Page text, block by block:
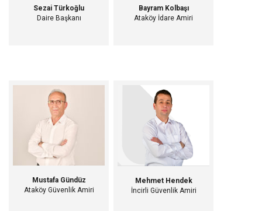
Sezai Türkoğlu
Daire Başkanı
Bayram Kolbaşı
Ataköy İdare Amiri
Mustafa Gündüz
Ataköy Güvenlik Amiri
Mehmet Hendek
İncirli Güvenlik Amiri